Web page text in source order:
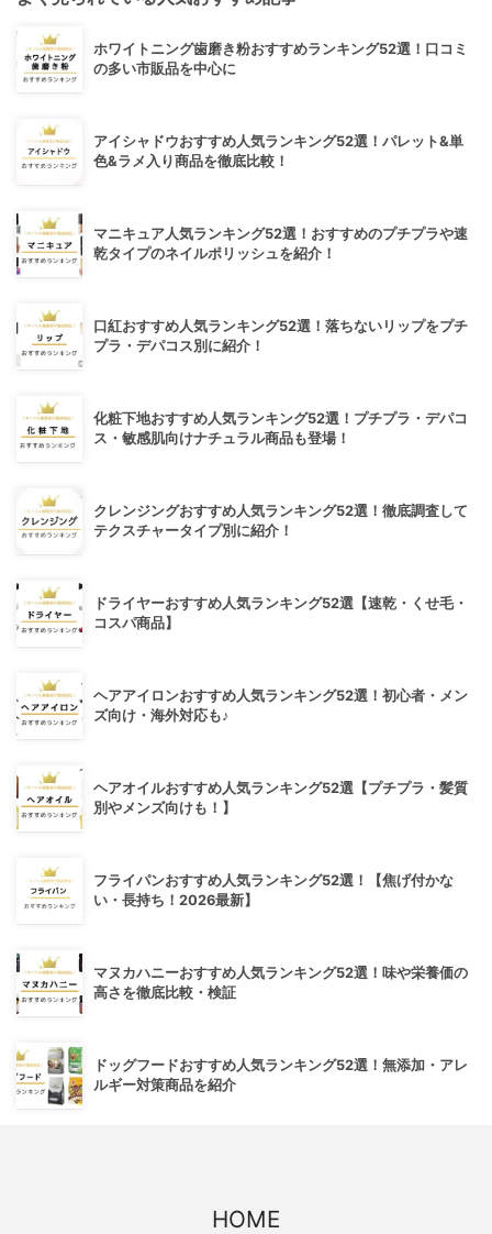
ホワイトニング歯磨き粉おすすめランキング52選！口コミ
の多い市販品を中心に
アイシャドウおすすめ人気ランキング52選！パレット&単
色&ラメ入り商品を徹底比較！
マニキュア人気ランキング52選！おすすめのプチプラや速
乾タイプのネイルポリッシュを紹介！
口紅おすすめ人気ランキング52選！落ちないリップをプチ
プラ・デパコス別に紹介！
化粧下地おすすめ人気ランキング52選！プチプラ・デパコ
ス・敏感肌向けナチュラル商品も登場！
クレンジングおすすめ人気ランキング52選！徹底調査して
テクスチャータイプ別に紹介！
ドライヤーおすすめ人気ランキング52選【速乾・くせ毛・
コスパ商品】
ヘアアイロンおすすめ人気ランキング52選！初心者・メン
ズ向け・海外対応も♪
ヘアオイルおすすめ人気ランキング52選【プチプラ・髪質
別やメンズ向けも！】
フライパンおすすめ人気ランキング52選！【焦げ付かな
い・長持ち！2026最新】
マヌカハニーおすすめ人気ランキング52選！味や栄養価の
高さを徹底比較・検証
ドッグフードおすすめ人気ランキング52選！無添加・アレ
ルギー対策商品を紹介
HOME